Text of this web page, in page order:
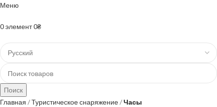
Меню
0элемент0₴
Поиск
Главная
Туристическое снаряжение
Часы